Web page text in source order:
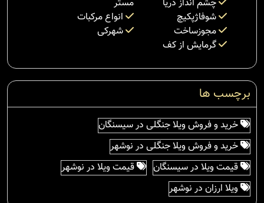
چشم انداز دریا
مستر
شوفاژپکیچ
انواع مرکبات
مجوزساخت
شهرکی
گرمایش از کف
برچسب ها
خرید و فروش ویلا جنگلی در سیسنگان
خرید و فروش ویلا جنگلی در نوشهر
قیمت ویلا در سیسنگان
قیمت ویلا در نوشهر
ویلا ارزان در نوشهر